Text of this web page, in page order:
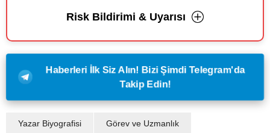
Risk Bildirimi & Uyarısı
Haberleri İlk Siz Alın! Bizi Şimdi Telegram'da
Takip Edin!
Yazar Biyografisi Görev ve Uzmanlık